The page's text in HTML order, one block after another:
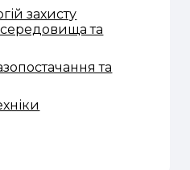
захисту
та
та